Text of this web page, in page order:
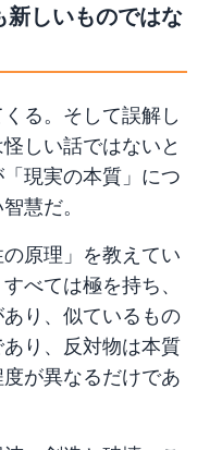
しいものではな
る。そして誤解し
しい話ではないと
現実の本質」につ
慧だ。
の原理」を教えてい
べては極を持ち、
り、似ているもの
り、反対物は本質
が異なるだけであ